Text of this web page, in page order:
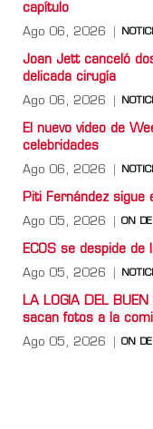
capítulo
Ago 06, 2026
Joan Jett canceló
delicada cirugía
Ago 06, 2026
El nuevo video de
celebridades
Ago 06, 2026
Piti Fernández sigue
Ago 05, 2026 ON
ECOS se despide de
Ago 05, 2026
LA LOGIA DEL
sacan fotos a la
Ago 05, 2026 ON